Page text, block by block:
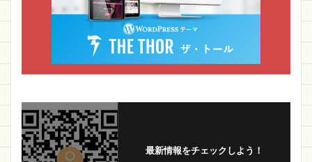
最新情報をチェックしよう！